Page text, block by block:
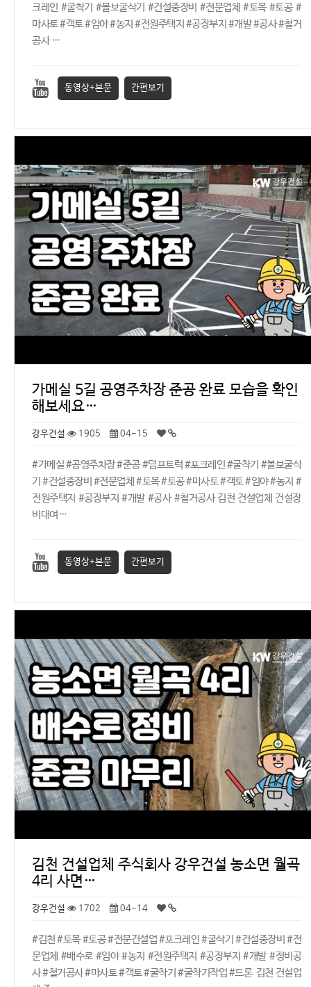
크레인 #굴착기 #볼보굴삭기 #건설중장비 #전문업체 #토목 #토공 #
마사토 #객토 #임야 #농지 #전원주택지 #공장부지 #개발 #공사 #철거
공사 …
동영상+본문 간편보기
가메실 5길 공영주차장 준공 완료 모습을 확인
해보세요…
강우건설 1905 04-15
#가메실 #공영주차장 #준공 #덤프트럭 #포크레인 #굴착기 #볼보굴삭
기 #건설중장비 #전문업체 #토목 #토공 #마사토 #객토 #임야 #농지 #
전원주택지 #공장부지 #개발 #공사 #철거공사 김천 건설업체 건설장
비대여…
동영상+본문 간편보기
김천 건설업체 주식회사 강우건설 농소면 월곡
4리 사면…
강우건설 1702 04-14
#김천 #토목 #토공 #전문건설업 #포크레인 #굴삭기 #건설중장비 #전
문업체 #배수로 #임야 #농지 #전원주택지 #공장부지 #개발 #정비공
사 #철거공사 #마사토 #객토 #굴착기 #굴착기작업 #드론 김천 건설업